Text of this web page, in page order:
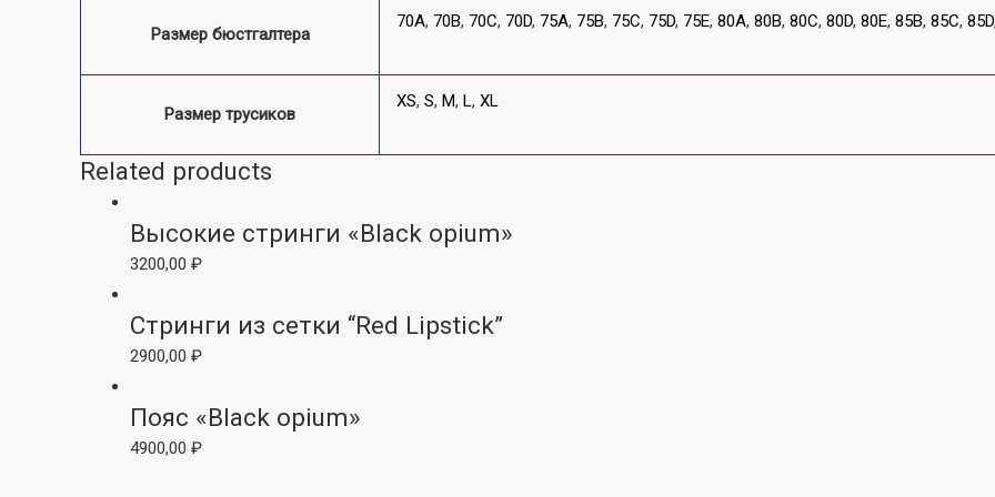
Размер бюстгалтера
70A, 70B, 70C, 70D, 75A, 75B, 75C, 75D, 75E, 80A, 80B, 80C, 80D, 80E, 85B, 85C, 85D,
Размер трусиков
XS, S, M, L, XL
Related products
Высокие стринги «Black opium»
3200,00 ₽
Стринги из сетки “Red Lipstick”
2900,00 ₽
Пояс «Black opium»
4900,00 ₽